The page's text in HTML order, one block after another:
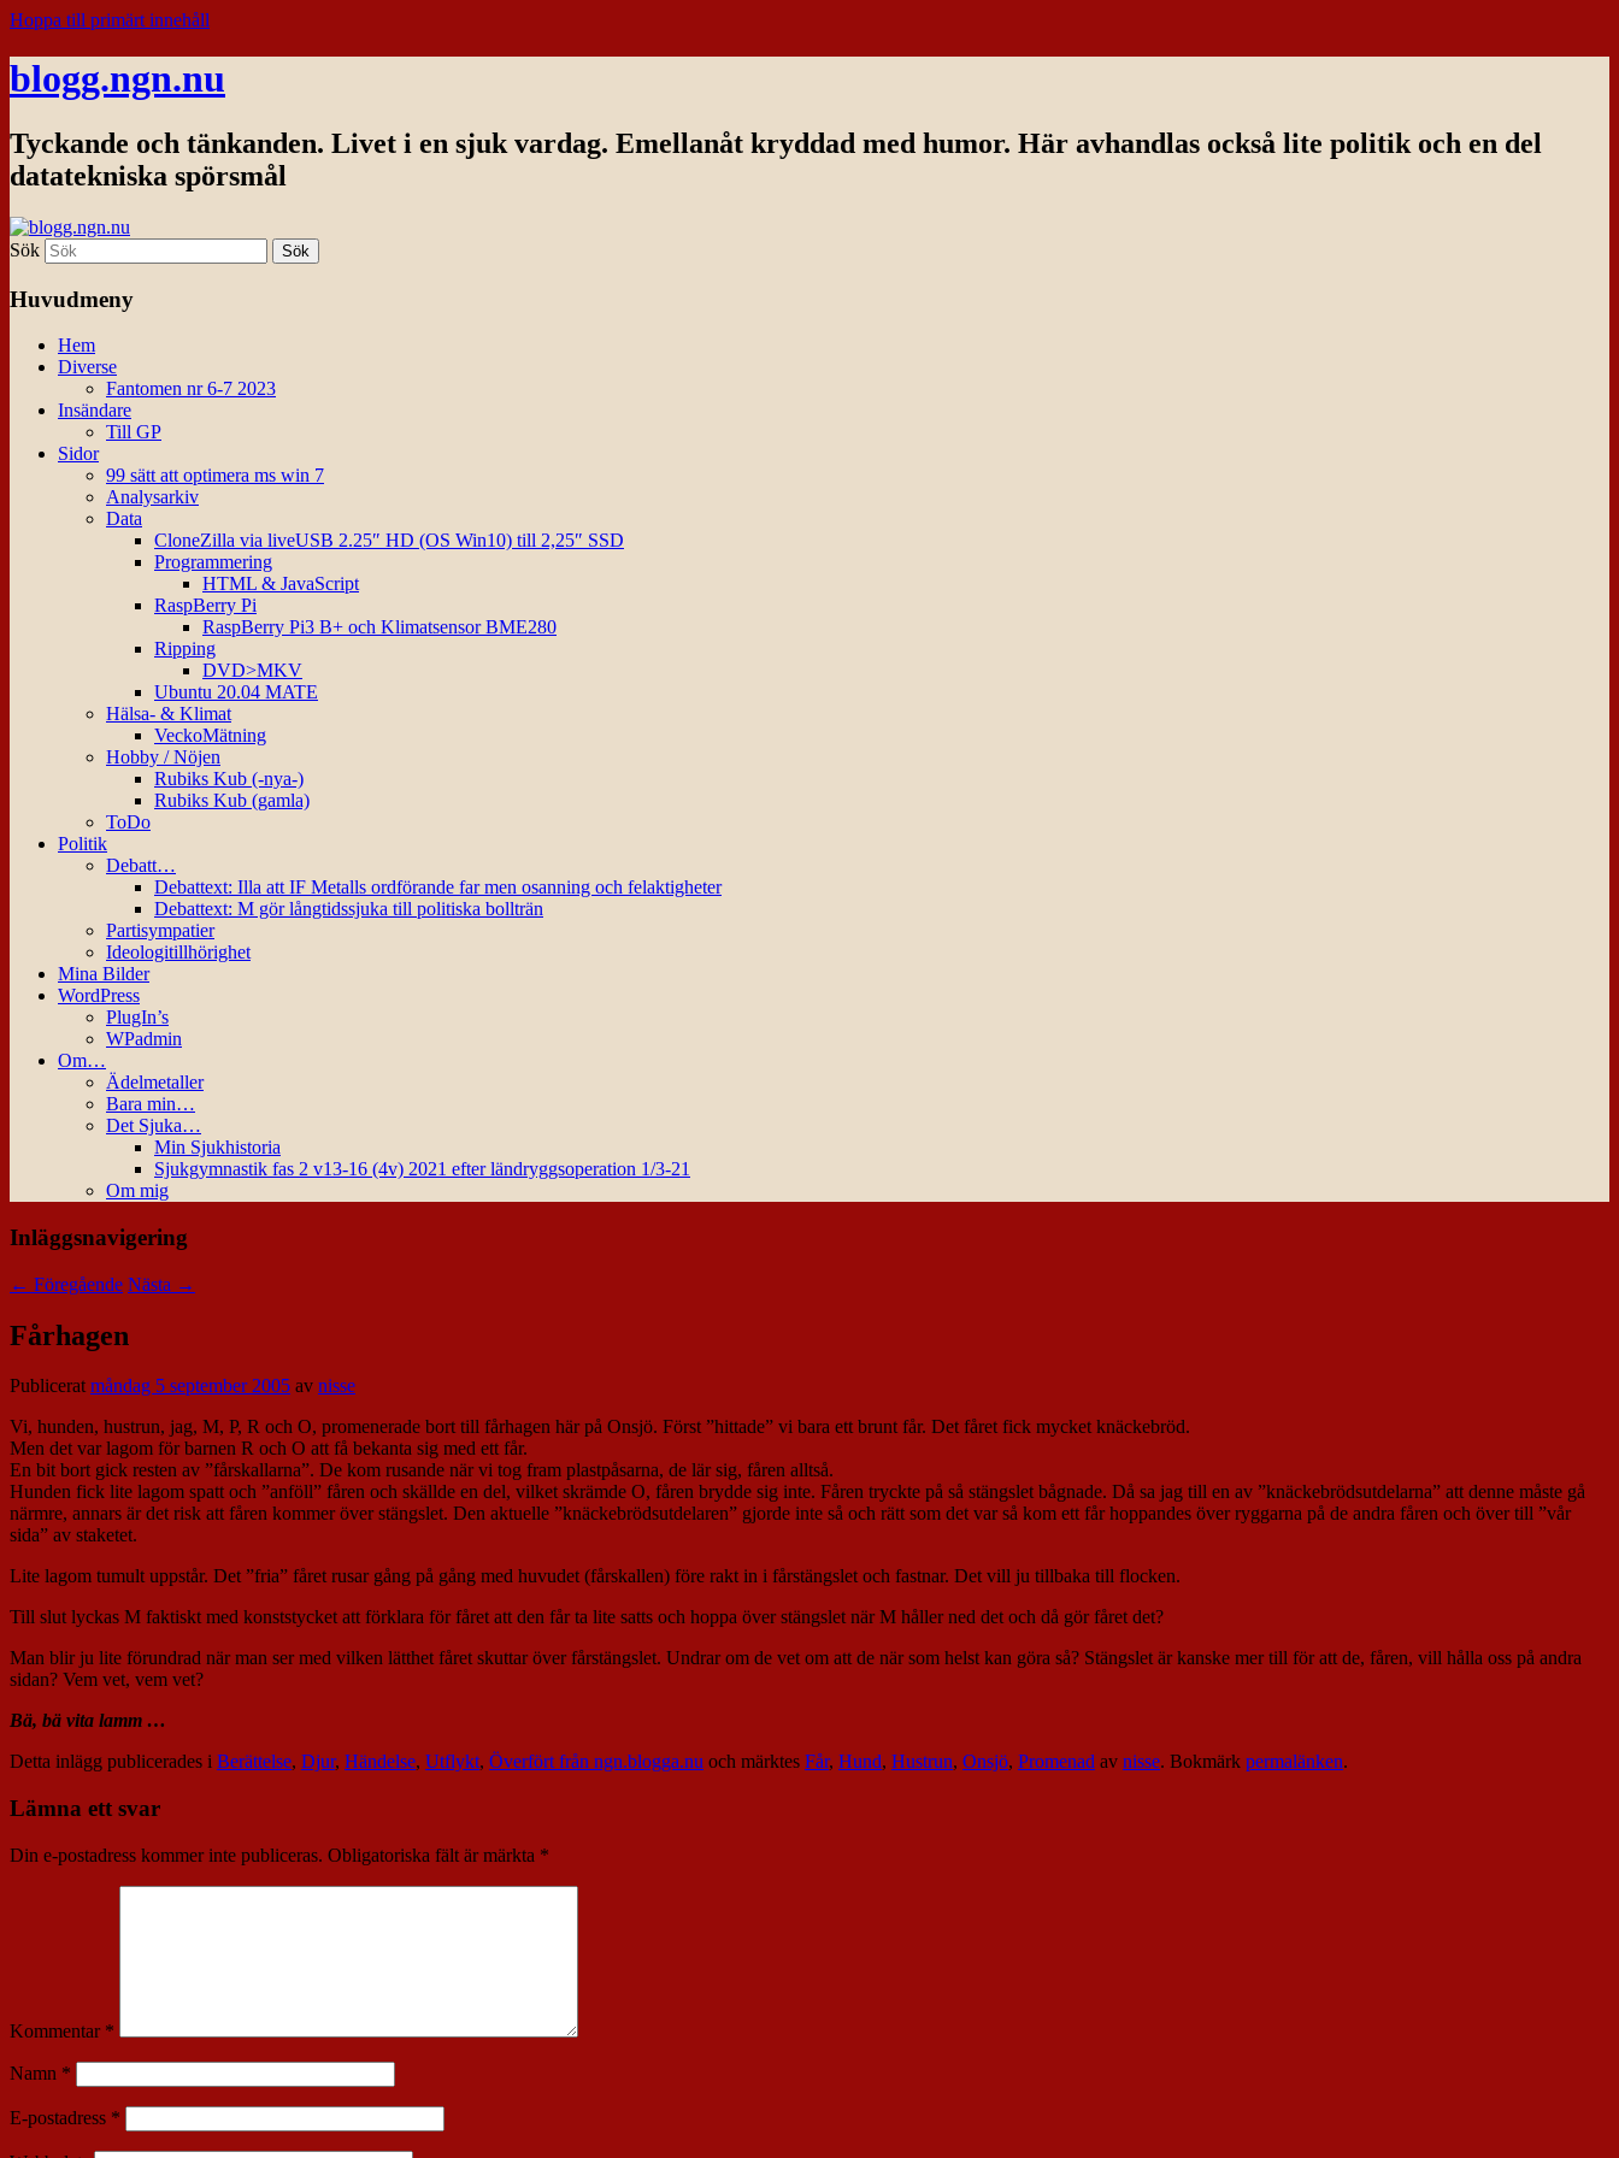
Hoppa till primärt innehåll
blogg.ngn.nu
Tyckande och tänkanden. Livet i en sjuk vardag. Emellanåt kryddad med humor. Här avhandlas också lite politik och en del
datatekniska spörsmål
Sök
Huvudmeny
Hem
Diverse
Fantomen nr 6-7 2023
Insändare
Till GP
Sidor
99 sätt att optimera ms win 7
Analysarkiv
Data
CloneZilla via liveUSB 2.25″ HD (OS Win10) till 2,25″ SSD
Programmering
HTML & JavaScript
RaspBerry Pi
RaspBerry Pi3 B+ och Klimatsensor BME280
Ripping
DVD>MKV
Ubuntu 20.04 MATE
Hälsa- & Klimat
VeckoMätning
Hobby / Nöjen
Rubiks Kub (-nya-)
Rubiks Kub (gamla)
ToDo
Politik
Debatt…
Debattext: Illa att IF Metalls ordförande far men osanning och felaktigheter
Debattext: M gör långtidssjuka till politiska bollträn
Partisympatier
Ideologitillhörighet
Mina Bilder
WordPress
PlugIn’s
WPadmin
Om…
Ädelmetaller
Bara min…
Det Sjuka…
Min Sjukhistoria
Sjukgymnastik fas 2 v13-16 (4v) 2021 efter ländryggsoperation 1/3-21
Om mig
Inläggsnavigering
← Föregående Nästa →
Fårhagen
Publiceratmåndag 5 september 2005 av nisse
Vi, hunden, hustrun, jag, M, P, R och O, promenerade bort till fårhagen här på Onsjö. Först ”hittade” vi bara ett brunt får. Det fåret fick mycket knäckebröd.
Men det var lagom för barnen R och O att få bekanta sig med ett får.
En bit bort gick resten av ”fårskallarna”. De kom rusande när vi tog fram plastpåsarna, de lär sig, fåren alltså.
Hunden fick lite lagom spatt och ”anföll” fåren och skällde en del, vilket skrämde O, fåren brydde sig inte. Fåren tryckte på så stängslet bågnade. Då sa jag till en av ”knäckebrödsutdelarna” att denne måste gå
närmre, annars är det risk att fåren kommer över stängslet. Den aktuelle ”knäckebrödsutdelaren” gjorde inte så och rätt som det var så kom ett får hoppandes över ryggarna på de andra fåren och över till ”vår
sida” av staketet.
Lite lagom tumult uppstår. Det ”fria” fåret rusar gång på gång med huvudet (fårskallen) före rakt in i fårstängslet och fastnar. Det vill ju tillbaka till flocken.
Till slut lyckas M faktiskt med konststycket att förklara för fåret att den får ta lite satts och hoppa över stängslet när M håller ned det och då gör fåret det?
Man blir ju lite förundrad när man ser med vilken lätthet fåret skuttar över fårstängslet. Undrar om de vet om att de när som helst kan göra så? Stängslet är kanske mer till för att de, fåren, vill hålla oss på andra
sidan? Vem vet, vem vet?
Bä, bä vita lamm …
Detta inlägg publicerades i Berättelse, Djur, Händelse, Utflykt, Överfört från ngn.blogga.nu och märktes Får, Hund, Hustrun, Onsjö, Promenad av nisse. Bokmärk permalänken.
Lämna ett svar
Din e-postadress kommer inte publiceras. Obligatoriska fält är märkta *
Kommentar *
Namn *
E-postadress *